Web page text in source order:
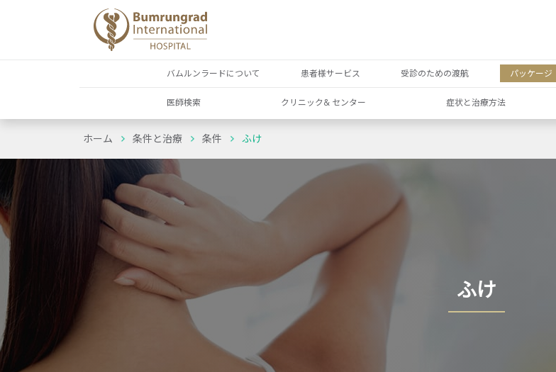
バムルンラードについて 患者様サービス 受診のための渡航 パッケージ
医師検索 クリニック& センター 症状と治療方法
ホーム 条件と治療 条件 ふけ
ふけ